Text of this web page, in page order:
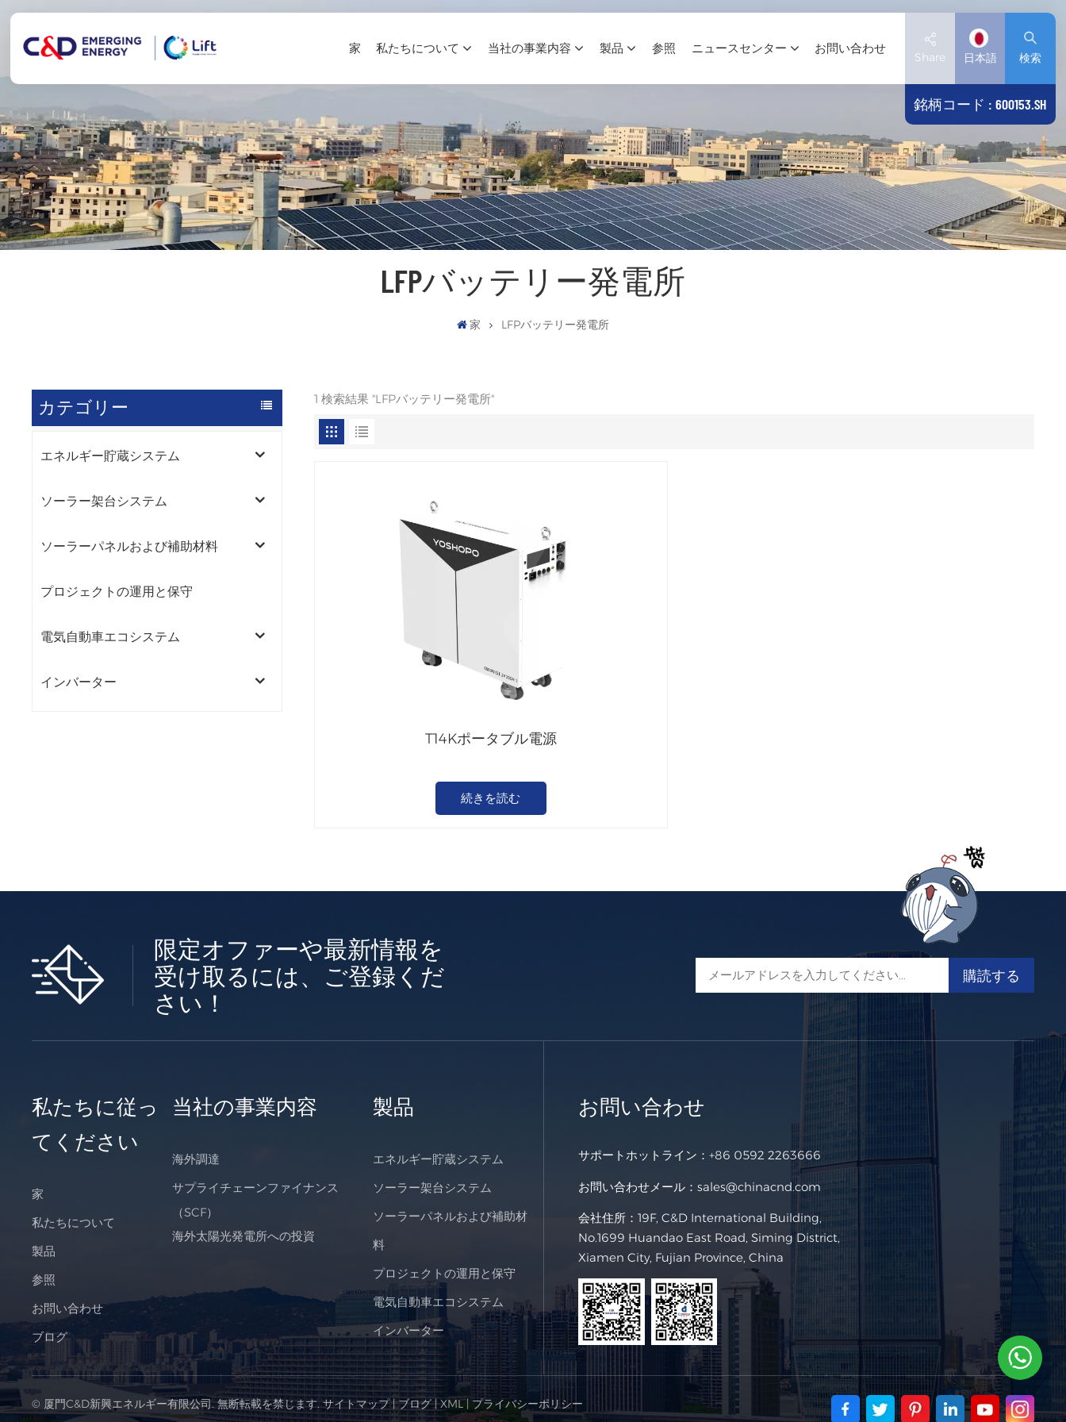
家 私たちについて 当社の事業内容 製品 参照 ニュースセンター お問い合わせ
Share 日本語
English
Deutsch
español
日本語
検索
銘柄コード : 600153.SH
LFPバッテリー発電所
家 LFPバッテリー発電所
カテゴリー
エネルギー貯蔵システム
ソーラー架台システム
ソーラーパネルおよび補助材料
プロジェクトの運用と保守
電気自動車エコシステム
インバーター
1 検索結果 "LFPバッテリー発電所"
T14Kポータブル電源
続きを読む
限定オファーや最新情報を
受け取るには、ご登録くだ
さい！
私たちに従っ
てください
家
私たちについて
製品
参照
お問い合わせ
ブログ
当社の事業内容
海外調達
サプライチェーンファイナンス
（SCF）
海外太陽光発電所への投資
製品
エネルギー貯蔵システム
ソーラー架台システム
ソーラーパネルおよび補助材
料
プロジェクトの運用と保守
電気自動車エコシステム
インバーター
お問い合わせ
サポートホットライン：+86 0592 2263666
お問い合わせメール：sales@chinacnd.com
会社住所：19F, C&D International Building,
No.1699 Huandao East Road, Siming District,
Xiamen City, Fujian Province, China
© 厦門C&D新興エネルギー有限公司. 無断転載を禁じます.サイトマップ|ブログ|XML|プライバシーポリシー